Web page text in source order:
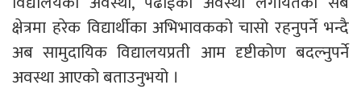
क्षेत्रमा हरेक विद्यार्थीका अभिभावकको चासो रहनुपर्ने भन्दै
अब सामुदायिक विद्यालयप्रती आम दृष्टीकोण बदल्नुपर्ने
अवस्था आएको बताउनुभयो ।